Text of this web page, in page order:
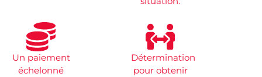
Un paiement
échelonné
Détermination
pour obtenir